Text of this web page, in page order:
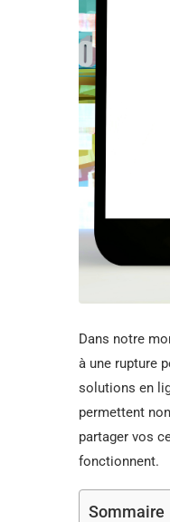
Dans notre
à une rupture
solutions en
permettent
partager vos
fonctionnent.
Sommaire